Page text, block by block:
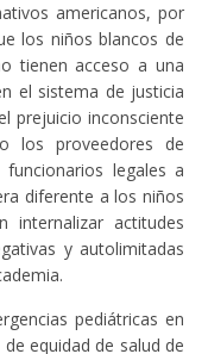
americanos, por
los niños blancos de
tienen acceso a una
el sistema de justicia
prejuicio inconsciente
los proveedores de
legales a
diferente a los niños
internalizar actitudes
y autolimitadas
pediátricas en
equidad de salud de